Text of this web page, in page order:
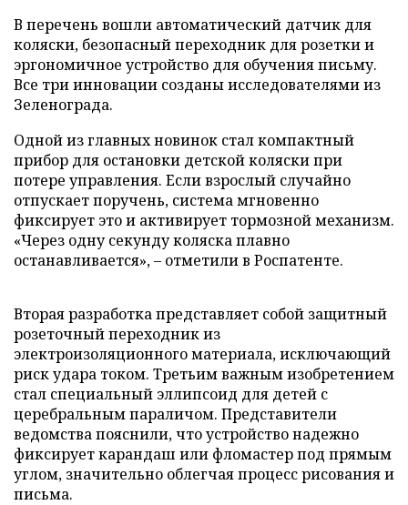
В перечень вошли автоматический датчик для
коляски, безопасный переходник для розетки и
эргономичное устройство для обучения письму.
Все три инновации созданы исследователями из
Зеленограда.
Одной из главных новинок стал компактный
прибор для остановки детской коляски при
потере управления. Если взрослый случайно
отпускает поручень, система мгновенно
фиксирует это и активирует тормозной механизм.
«Через одну секунду коляска плавно
останавливается», – отметили в Роспатенте.
Вторая разработка представляет собой защитный
розеточный переходник из
электроизоляционного материала, исключающий
риск удара током. Третьим важным изобретением
стал специальный эллипсоид для детей с
церебральным параличом. Представители
ведомства пояснили, что устройство надежно
фиксирует карандаш или фломастер под прямым
углом, значительно облегчая процесс рисования и
письма.